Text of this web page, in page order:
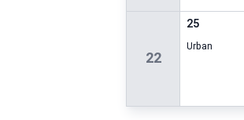
22
25
Urban